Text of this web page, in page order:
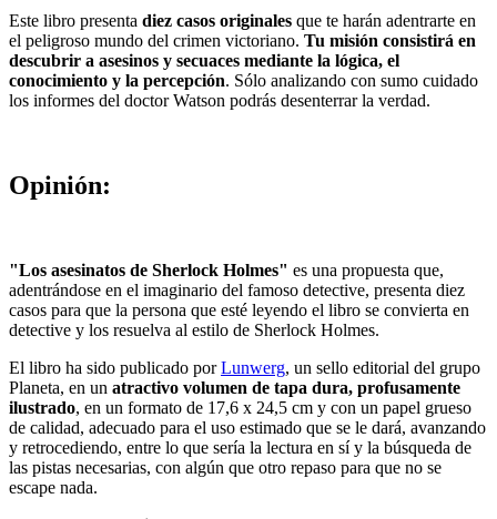
Este libro presenta diez casos originales que te harán adentrarte en
el peligroso mundo del crimen victoriano. Tu misión consistirá en
descubrir a asesinos y secuaces mediante la lógica, el
conocimiento y la percepción. Sólo analizando con sumo cuidado
los informes del doctor Watson podrás desenterrar la verdad.
Opinión:
"Los asesinatos de Sherlock Holmes" es una propuesta que,
adentrándose en el imaginario del famoso detective, presenta diez
casos para que la persona que esté leyendo el libro se convierta en
detective y los resuelva al estilo de Sherlock Holmes.
El libro ha sido publicado porLunwerg, un sello editorial del grupo
Planeta, en un atractivo volumen de tapa dura, profusamente
ilustrado, en un formato de 17,6 x 24,5 cm y con un papel grueso
de calidad, adecuado para el uso estimado que se le dará, avanzando
y retrocediendo, entre lo que sería la lectura en sí y la búsqueda de
las pistas necesarias, con algún que otro repaso para que no se
escape nada.